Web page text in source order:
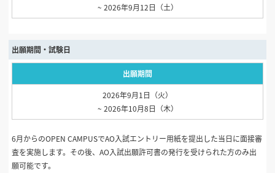
~ 2026年9月12日（土）
出願期間・試験日
出願期間
2026年9月1日（火）
~ 2026年10月8日（木）
6月からのOPEN CAMPUSでAO入試エントリー用紙を提出した当日に面接審
査を実施します。その後、AO入試出願許可書の発行を受けられた方のみ出
願可能です。